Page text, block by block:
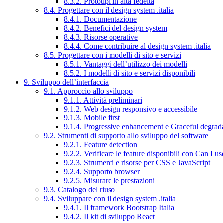
8.4. Progettare con il design system .italia
8.4.1. Documentazione
8.4.2. Benefici del design system
8.4.3. Risorse operative
8.4.4. Come contribuire al design system .italia
8.5. Progettare con i modelli di sito e servizi
8.5.1. Vantaggi dell’utilizzo dei modelli
8.5.2. I modelli di sito e servizi disponibili
9. Sviluppo dell’interfaccia
9.1. Approccio allo sviluppo
9.1.1. Attività preliminari
9.1.2. Web design responsivo e accessibile
9.1.3. Mobile first
9.1.4. Progressive enhancement e Graceful
9.2. Strumenti di supporto allo sviluppo del software
9.2.1. Feature detection
9.2.2. Verificare le feature disponibili con Can I
9.2.3. Strumenti e risorse per CSS e JavaScript
9.2.4. Supporto browser
9.2.5. Misurare le prestazioni
9.3. Catalogo del riuso
9.4. Sviluppare con il design system .italia
9.4.1. Il framework Bootstrap Italia
9.4.2. Il kit di sviluppo React